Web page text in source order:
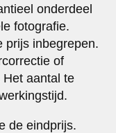
onderdeel
fotografie.
prijs inbegrepen.
of
aantal te
de eindprijs.